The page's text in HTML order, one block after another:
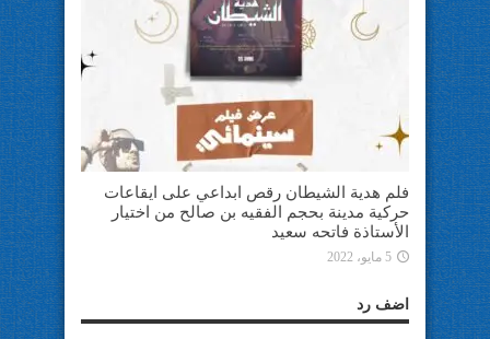
فلم هدية الشيطان رقص ابداعي على ايقاعات
حركية مدينة بحجم الفقيه بن صالح من اختيار
الأستاذة فاتحه سعيد
5 مايو، 2022
اضف رد